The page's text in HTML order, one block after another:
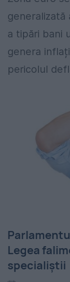
generalizată
a tipări bani
genera
pericolul
Legea
specialiștii